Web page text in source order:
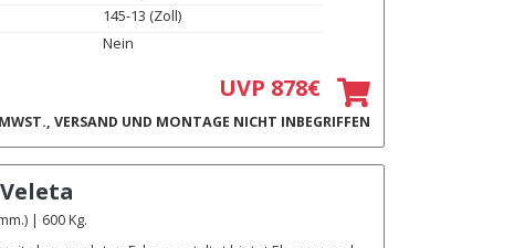
145-13 (Zoll)
Nein
UVP 878€
MWST., VERSAND UND MONTAGE NICHT INBEGRIFFEN
Veleta
| 600 Kg.